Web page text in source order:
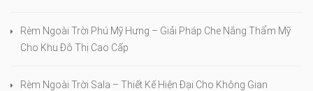
Rèm Ngoài Trời Phú Mỹ Hưng – Giải Pháp Che Nắng Thẩm Mỹ
Cho Khu Đô Thị Cao Cấp
Rèm Ngoài Trời Sala – Thiết Kế Hiện Đại Cho Không Gian